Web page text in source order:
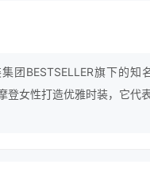
团BESTSELLER旗下的
登女性打造优雅时装，它代